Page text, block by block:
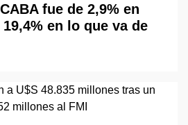
fue de 2,9% en
en lo que va de